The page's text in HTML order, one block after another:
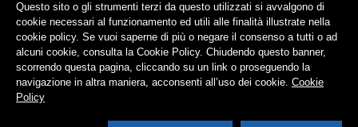
Questo sito o gli strumenti terzi da questo utilizzati si avvalgono di
cookie necessari al funzionamento ed utili alle finalità illustrate nella
cookie policy. Se vuoi saperne di più o negare il consenso a tutti o ad
alcuni cookie, consulta la Cookie Policy. Chiudendo questo banner,
scorrendo questa pagina, cliccando su un link o proseguendo la
navigazione in altra maniera, acconsenti all’uso dei cookie. Cookie
Policy